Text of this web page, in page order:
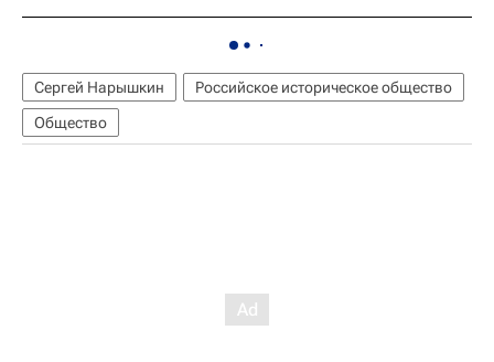
Сергей Нарышкин
Российское историческое общество
Общество